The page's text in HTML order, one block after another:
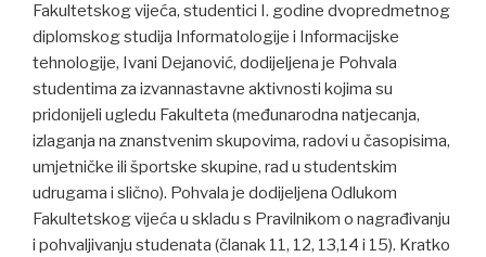
Fakultetskog vijeća, studentici I. godine dvopredmetnog
diplomskog studija Informatologije i Informacijske
tehnologije, Ivani Dejanović, dodijeljena je Pohvala
studentima za izvannastavne aktivnosti kojima su
pridonijeli ugledu Fakulteta (međunarodna natjecanja,
izlaganja na znanstvenim skupovima, radovi u časopisima,
umjetničke ili športske skupine, rad u studentskim
udrugama i slično). Pohvala je dodijeljena Odlukom
Fakultetskog vijeća u skladu s Pravilnikom o nagrađivanju
i pohvaljivanju studenata (članak 11, 12, 13,14 i 15). Kratko